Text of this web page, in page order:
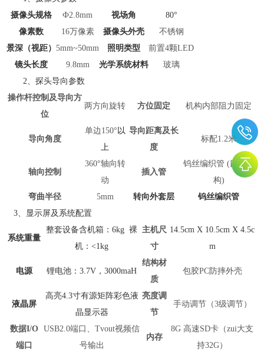
摄像头规格
Ф2.8mm 视场角
80°
像素数
16万像素 摄像头外壳
不锈钢
景深（视距）5mm~50mm 照明类型
前置4颗LED
镜头长度
9.8mm 光学系统材料
玻璃
2、探头导向参数
操作杆控制及导向方
位
两方向旋转 方位固定 机构内部阻力固定
导向角度
单边150° 以
上
导向距离及长
度
标配1.2米
轴向控制
360°轴向转
动
插入管
钨丝编织管 (四层结
构)
弯曲半径
5mm 转向外套层
钨丝编织管
3、显示屏及系统配置
系统重量
整套设备含机箱：6kg 裸
机：<1kg
主机尺
寸
14.5cm X 10.5cm X 4.5c
m
电源 锂电池：3.7V，3000maH
结构材
质
包胶PC防摔外壳
液晶屏
高亮4.3寸有源矩阵彩色液
晶显示器
亮度调
节
手动调节（3级调节）
数据I/O
端口
USB2.0端口、Tvout视频信
号输出
内存
8G 高速SD卡（zui大支
持32G）